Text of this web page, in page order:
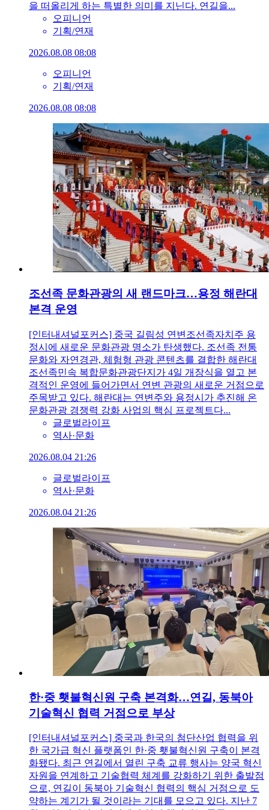
을 떠올리게 하는 특별한 의미를 지닌다. 연길을...
오피니언
기획/연재
2026.08.08 08:08
오피니언
기획/연재
2026.08.08 08:08
조선족 문화관광의 새 랜드마크…용정 해란대
본격 운영
[인터내셔널포커스] 중국 길림성 연변조선족자치주 용
정시에 새로운 문화관광 명소가 탄생했다. 조선족 전통
문화와 자연경관, 체험형 관광 콘텐츠를 결합한 해란대
조선족민속 복합문화관광단지가 4일 개장식을 열고 본
격적인 운영에 들어가면서 연변 관광의 새로운 거점으로
주목받고 있다. 해란대는 연변주와 용정시가 추진해 온
문화관광 경쟁력 강화 사업의 핵심 프로젝트다...
글로벌라이프
역사·문화
2026.08.04 21:26
글로벌라이프
역사·문화
2026.08.04 21:26
한·중 횃불혁신원 구축 본격화…연길, 동북아
기술혁신 협력 거점으로 부상
[인터내셔널포커스] 중국과 한국의 첨단산업 협력을 위
한 국가급 혁신 플랫폼인 한·중 횃불혁신원 구축이 본격
화됐다. 최근 연길에서 열린 구축 교류 행사는 양국 혁신
자원을 연계하고 기술협력 체계를 강화하기 위한 출발점
으로, 연길이 동북아 기술혁신 협력의 핵심 거점으로 도
약하는 계기가 될 것이라는 기대를 모으고 있다. 지난 7